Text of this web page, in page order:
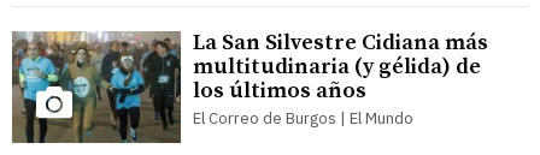
La San Silvestre Cidiana más
multitudinaria (y gélida) de
los últimos años
El Correo de Burgos | El Mundo